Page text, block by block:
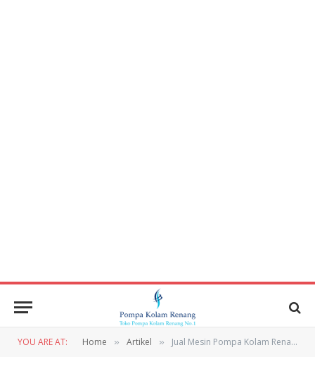
YOU ARE AT: Home » Artikel » Jual Mesin Pompa Kolam Renang Harga Termurah Via Online